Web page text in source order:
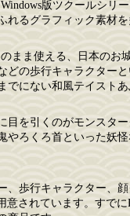
版ツクールシリ
るグラフィック素材
まま使える、日本のお
どの歩行キャラクター
でにない和風テイスト
目を引くのがモンスタ
やろくろ首といった妖
、歩行キャラクター、
意されています。すで